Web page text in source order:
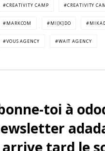
CREATIVITY CAMP CREATIVITY
MARKCOM MI[K]DO
VOUS AGENCY WAIT AGENCY